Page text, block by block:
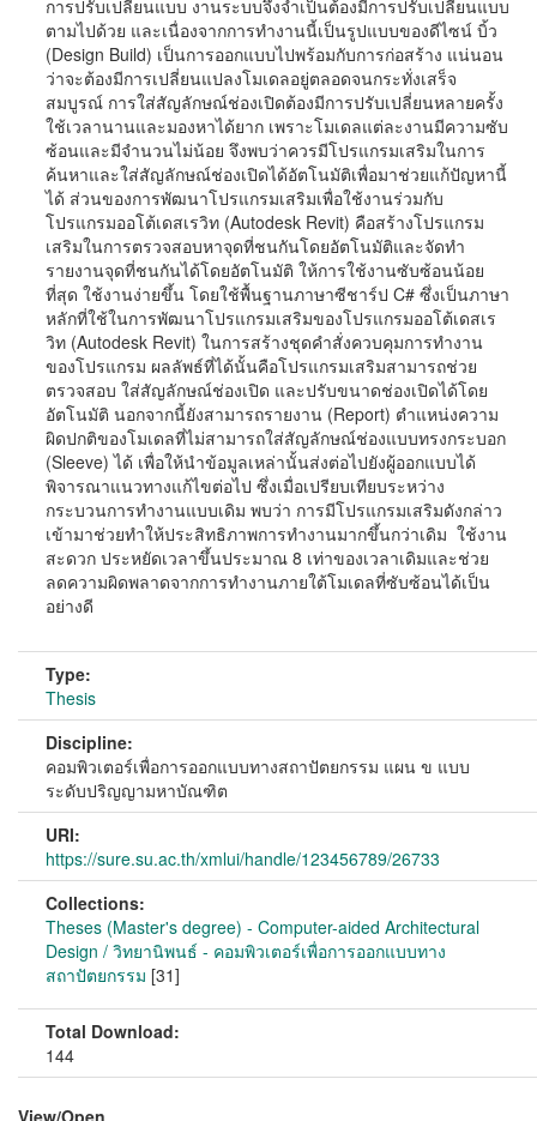
การปรับเปลี่ยนแบบ งานระบบจึงจำเป็นต้องมีการปรับเปลี่ยนแบบ
ตามไปด้วย และเนื่องจากการทำงานนี้เป็นรูปแบบของดีไซน์ บิ้ว
(Design Build) เป็นการออกแบบไปพร้อมกับการก่อสร้าง แน่นอน
ว่าจะต้องมีการเปลี่ยนแปลงโมเดลอยู่ตลอดจนกระทั่งเสร็จ
สมบูรณ์ การใส่สัญลักษณ์ช่องเปิดต้องมีการปรับเปลี่ยนหลายครั้ง
ใช้เวลานานและมองหาได้ยาก เพราะโมเดลแต่ละงานมีความซับ
ซ้อนและมีจำนวนไม่น้อย จึงพบว่าควรมีโปรแกรมเสริมในการ
ค้นหาและใส่สัญลักษณ์ช่องเปิดได้อัตโนมัติเพื่อมาช่วยแก้ปัญหานี้
ได้ ส่วนของการพัฒนาโปรแกรมเสริมเพื่อใช้งานร่วมกับ
โปรแกรมออโต้เดสเรวิท (Autodesk Revit) คือสร้างโปรแกรม
เสริมในการตรวจสอบหาจุดที่ชนกันโดยอัตโนมัติและจัดทำ
รายงานจุดที่ชนกันได้โดยอัตโนมัติ ให้การใช้งานซับซ้อนน้อย
ที่สุด ใช้งานง่ายขึ้น โดยใช้พื้นฐานภาษาซีชาร์ป C# ซึ่งเป็นภาษา
หลักที่ใช้ในการพัฒนาโปรแกรมเสริมของโปรแกรมออโต้เดสเร
วิท (Autodesk Revit) ในการสร้างชุดคำสั่งควบคุมการทำงาน
ของโปรแกรม ผลลัพธ์ที่ได้นั้นคือโปรแกรมเสริมสามารถช่วย
ตรวจสอบ ใส่สัญลักษณ์ช่องเปิด และปรับขนาดช่องเปิดได้โดย
อัตโนมัติ นอกจากนี้ยังสามารถรายงาน (Report) ตำแหน่งความ
ผิดปกติของโมเดลที่ไม่สามารถใส่สัญลักษณ์ช่องแบบทรงกระบอก
(Sleeve) ได้ เพื่อให้นำข้อมูลเหล่านั้นส่งต่อไปยังผู้ออกแบบได้
พิจารณาแนวทางแก้ไขต่อไป ซึ่งเมื่อเปรียบเทียบระหว่าง
กระบวนการทำงานแบบเดิม พบว่า การมีโปรแกรมเสริมดังกล่าว
เข้ามาช่วยทำให้ประสิทธิภาพการทำงานมากขึ้นกว่าเดิม ใช้งาน
สะดวก ประหยัดเวลาขึ้นประมาณ 8 เท่าของเวลาเดิมและช่วย
ลดความผิดพลาดจากการทำงานภายใต้โมเดลที่ซับซ้อนได้เป็น
อย่างดี
Type:
Thesis
Discipline:
คอมพิวเตอร์เพื่อการออกแบบทางสถาปัตยกรรม แผน ข แบบ
ระดับปริญญามหาบัณฑิต
URI:
https://sure.su.ac.th/xmlui/handle/123456789/26733
Collections:
Theses (Master's degree) - Computer-aided Architectural
Design / วิทยานิพนธ์ - คอมพิวเตอร์เพื่อการออกแบบทาง
สถาปัตยกรรม [31]
Total Download:
144
View/Open